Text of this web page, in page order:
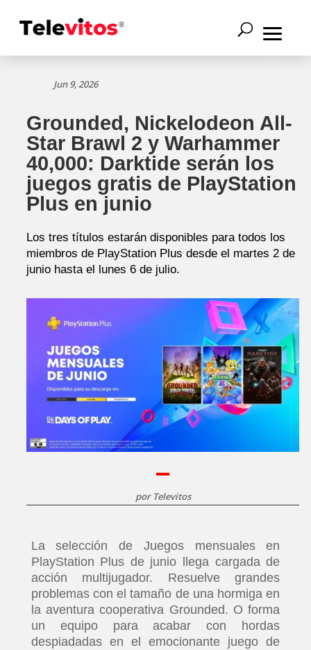
Jun 9, 2026
Grounded, Nickelodeon All-
Star Brawl 2 y Warhammer
40,000: Darktide serán los
juegos gratis de PlayStation
Plus en junio
Los tres títulos estarán disponibles para todos los
miembros de PlayStation Plus desde el martes 2 de
junio hasta el lunes 6 de julio.
por Televitos
La selección de Juegos mensuales en
PlayStation Plus de junio llega cargada de
acción multijugador. Resuelve grandes
problemas con el tamaño de una hormiga en
la aventura cooperativa Grounded. O forma
un equipo para acabar con hordas
despiadadas en el emocionante juego de